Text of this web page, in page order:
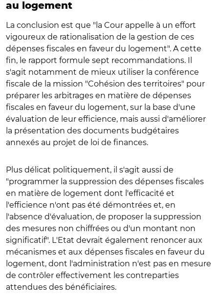
au logement
La conclusion est que "la Cour appelle à un effort
vigoureux de rationalisation de la gestion de ces
dépenses fiscales en faveur du logement". A cette
fin, le rapport formule sept recommandations. Il
s'agit notamment de mieux utiliser la conférence
fiscale de la mission "Cohésion des territoires" pour
préparer les arbitrages en matière de dépenses
fiscales en faveur du logement, sur la base d'une
évaluation de leur efficience, mais aussi d'améliorer
la présentation des documents budgétaires
annexés au projet de loi de finances.
Plus délicat politiquement, il s'agit aussi de
"programmer la suppression des dépenses fiscales
en matière de logement dont l'efficacité et
l'efficience n'ont pas été démontrées et, en
l'absence d'évaluation, de proposer la suppression
des mesures non chiffrées ou d'un montant non
significatif". L'Etat devrait également renoncer aux
mécanismes et aux dépenses fiscales en faveur du
logement, dont l'administration n'est pas en mesure
de contrôler effectivement les contreparties
attendues des bénéficiaires.